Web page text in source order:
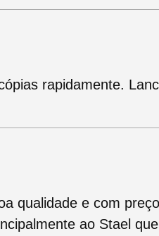
rapidamente.
qualidade e com
ao Stael